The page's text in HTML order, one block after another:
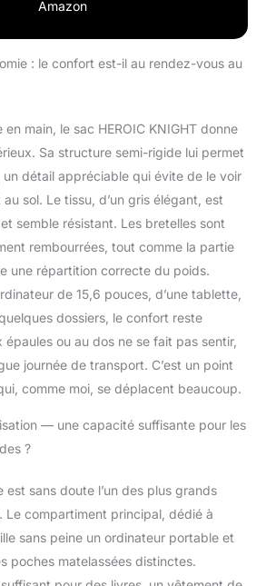
dos s’adaptera à toutes
à tous vos besoins. Ce
sac à dos quotidien,
une grande commodité
à votre vie quotidienne
▼ Grande capacité :
Sac à dos pc portable a
mais il peut contenir
tous les objets
essentiels que vous
emportez au quotidien.
Notre sac à dos léger
42.5x29x19.5cm, il ne
pèse que 1kg. Il
respecte les règles de
compagnies aériennes
3 compartiments , dont
l'un est spécialement
rembourrée conçu
pour un ordinateur
portable et des
Amazon
: le confort est-il au rendez-vous au
main, le sac HEROIC KNIGHT donne
Sa structure semi-rigide lui permet
détail appréciable qui évite de le voir
au sol. Le tissu, d’un gris élégant, est
semble résistant. Les bretelles sont
rembourrées, tout comme la partie
une répartition correcte du poids.
de 15,6 pouces, d’une tablette,
dossiers, le confort reste
ou au dos ne se fait pas sentir,
journée de transport. C’est un point
comme moi, se déplacent beaucoup.
— une capacité suffisante pour les
?
est sans doute l’un des plus grands
Le compartiment principal, dédié à
sans peine un ordinateur portable et
poches matelassées distinctes.